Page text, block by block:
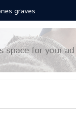
Todo